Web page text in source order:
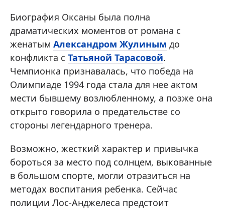
Биография Оксаны была полна
драматических моментов от романа с
женатым Александром Жулиным до
конфликта с Татьяной Тарасовой.
Чемпионка признавалась, что победа на
Олимпиаде 1994 года стала для нее актом
мести бывшему возлюбленному, а позже она
открыто говорила о предательстве со
стороны легендарного тренера.
Возможно, жесткий характер и привычка
бороться за место под солнцем, выкованные
в большом спорте, могли отразиться на
методах воспитания ребенка. Сейчас
полиции Лос-Анджелеса предстоит